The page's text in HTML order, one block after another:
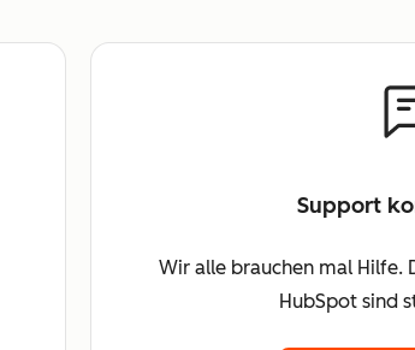
Support
Wir alle brauchen mal
HubSpot sind